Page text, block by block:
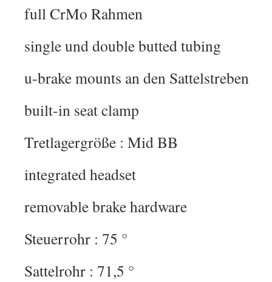
full CrMo Rahmen
single und double butted tubing
u-brake mounts an den Sattelstreben
built-in seat clamp
Tretlagergröße : Mid BB
integrated headset
removable brake hardware
Steuerrohr : 75 °
Sattelrohr : 71,5 °